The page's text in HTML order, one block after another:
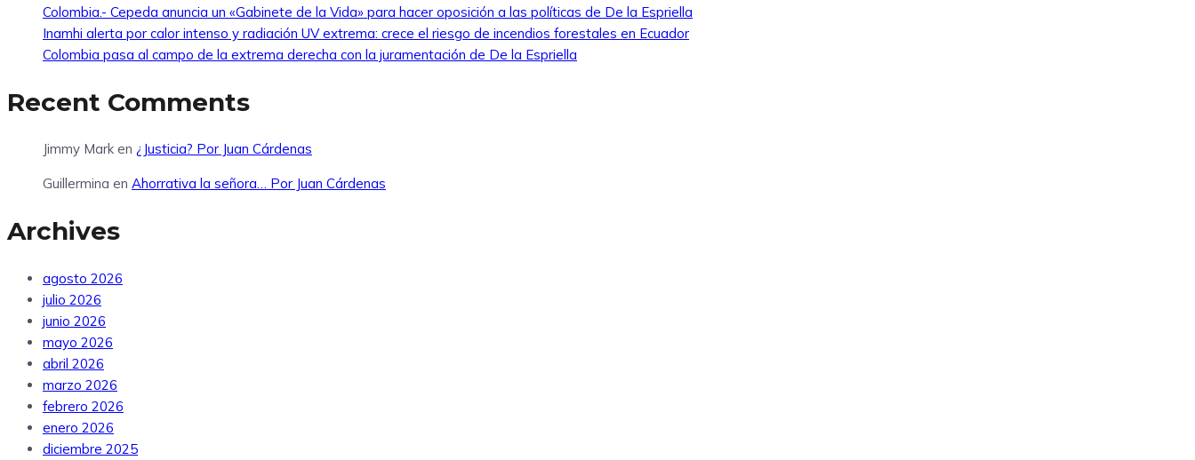
Colombia.- Cepeda anuncia un «Gabinete de la Vida» para hacer oposición a las políticas de De la Espriella
Inamhi alerta por calor intenso y radiación UV extrema: crece el riesgo de incendios forestales en Ecuador
Colombia pasa al campo de la extrema derecha con la juramentación de De la Espriella
Recent Comments
Jimmy Mark en ¿Justicia? Por Juan Cárdenas
Guillermina en Ahorrativa la señora… Por Juan Cárdenas
Archives
agosto 2026
julio 2026
junio 2026
mayo 2026
abril 2026
marzo 2026
febrero 2026
enero 2026
diciembre 2025